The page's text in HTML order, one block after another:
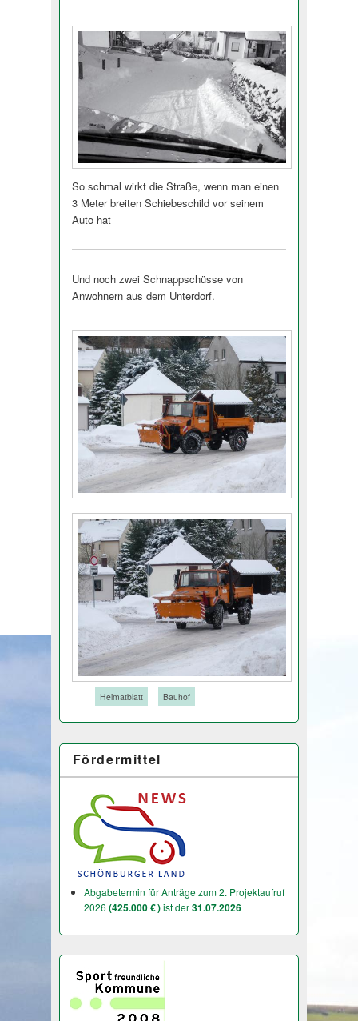
So schmal wirkt die Straße, wenn man einen
3 Meter breiten Schiebeschild vor seinem
Auto hat
Und noch zwei Schnappschüsse von
Anwohnern aus dem Unterdorf.
Heimatblatt Bauhof
Fördermittel
Abgabetermin für Anträge zum 2. Projektaufruf
2026 (425.000 € )ist der31.07.2026